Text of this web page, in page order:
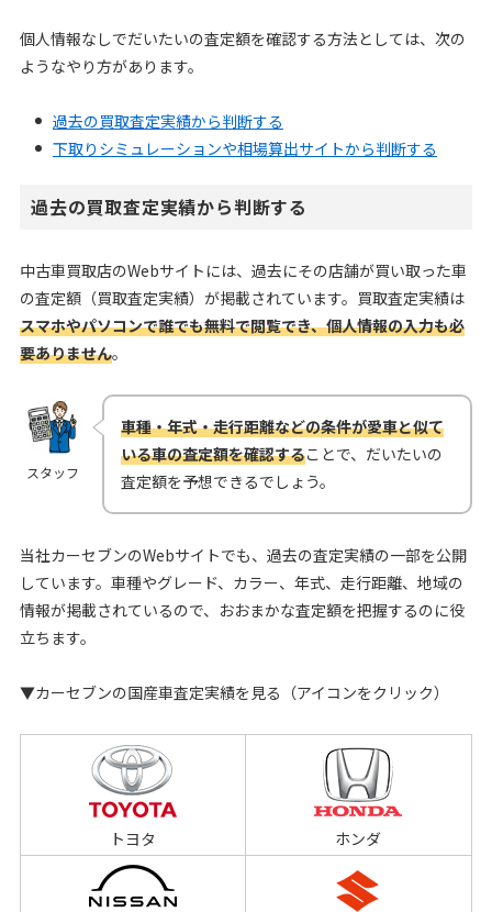
個人情報なしでだいたいの査定額を確認する方法としては、次の
ようなやり方があります。
過去の買取査定実績から判断する
下取りシミュレーションや相場算出サイトから判断する
過去の買取査定実績から判断する
中古車買取店のWebサイトには、過去にその店舗が買い取った車
の査定額（買取査定実績）が掲載されています。買取査定実績は
スマホやパソコンで誰でも無料で閲覧でき、個人情報の入力も必
要ありません。
スタッフ
車種・年式・走行距離などの条件が愛車と似て
いる車の査定額を確認することで、だいたいの
査定額を予想できるでしょう。
当社カーセブンのWebサイトでも、過去の査定実績の一部を公開
しています。車種やグレード、カラー、年式、走行距離、地域の
情報が掲載されているので、おおまかな査定額を把握するのに役
立ちます。
▼カーセブンの国産車査定実績を見る（アイコンをクリック）
トヨタ ホンダ